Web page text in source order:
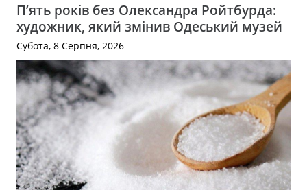
П’ять років без Олександра Ройтбурда:
художник, який змінив Одеський музей
Субота, 8 Серпня, 2026